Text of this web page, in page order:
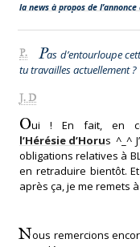
la news à propos de
P. Pas d’entourloupe
tu travailles actuellement ?
J. D
Oui ! En fait, en
l’Hérésie d’Horus ^_^
obligations relatives à
en retraduire bientôt.
après ça, je me remets
Nous remercions